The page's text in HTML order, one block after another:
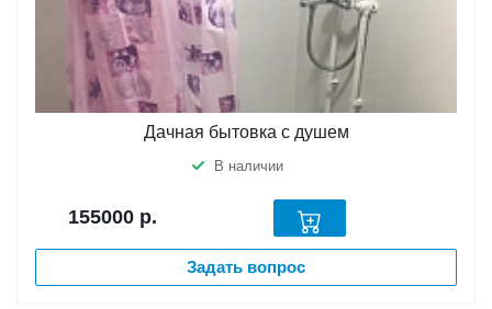
Дачная бытовка с душем
В наличии
155000 р.
Задать вопрос